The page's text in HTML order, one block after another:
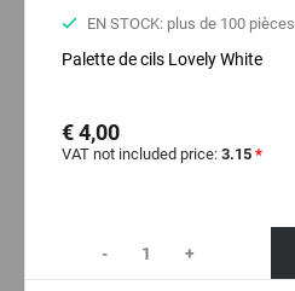
EN STOCK: plus de 100 pièces
Palette de cils Lovely White
€ 4,00
VAT not included price: 3.15 *
- +